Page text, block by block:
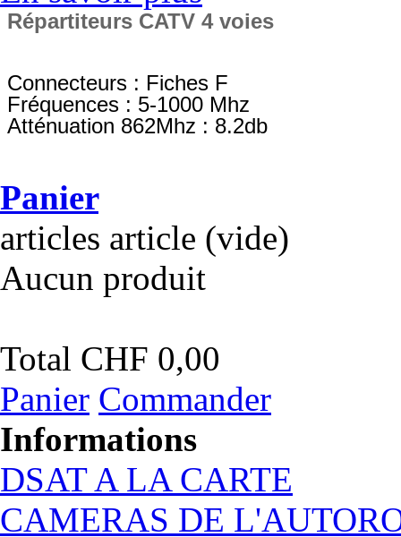
Répartiteurs CATV 4 voies
Connecteurs : Fiches F
Fréquences : 5-1000 Mhz
Atténuation 862Mhz : 8.2db
Panier
articles article (vide)
Aucun produit
Total CHF 0,00
Panier Commander
Informations
DSAT A LA CARTE
CAMERAS DE